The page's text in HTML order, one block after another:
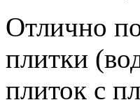
Отлично
плитки
плиток с